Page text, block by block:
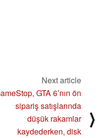
Next article
GTA 6’nın ön
sipariş satışlarında
düşük rakamlar
kaydederken, disk
⟩